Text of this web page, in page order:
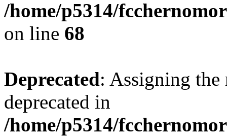
/home/p5314/
on line 68
Deprecated: Assigning the
deprecated in
/home/p5314/